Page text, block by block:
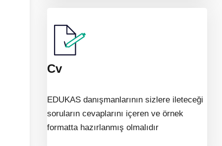
Cv
EDUKAS danışmanlarının sizlere ileteceği
soruların cevaplarını içeren ve örnek
formatta hazırlanmış olmalıdır